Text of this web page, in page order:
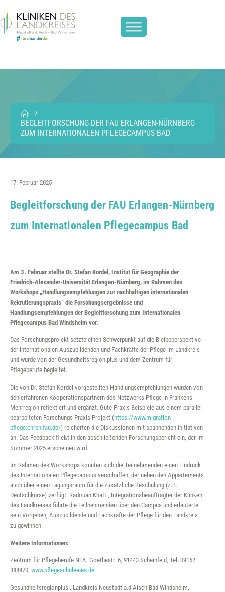
BEGLEITFORSCHUNG DER FAU ERLANGEN-NÜRNBERG
ZUM INTERNATIONALEN PFLEGECAMPUS BAD
17. Februar 2025
Begleitforschung der FAU Erlangen-Nürnberg
zum Internationalen Pflegecampus Bad
Am 3. Februar stellte Dr. Stefan Kordel, Institut für Geographie der
Friedrich-Alexander-Universität Erlangen-Nürnberg, im Rahmen des
Workshops „Handlungsempfehlungen zur nachhaltigen internationalen
Rekrutierungspraxis“ die Forschungsergebnisse und
Handlungsempfehlungen der Begleitforschung zum Internationalen
Pflegecampus Bad Windsheim vor.
Das Forschungsprojekt setzte einen Schwerpunkt auf die Bleibeperspektive
der internationalen Auszubildenden und Fachkräfte der Pflege im Landkreis
und wurde von der Gesundheitsregion plus und dem Zentrum für
Pflegeberufe begleitet.
Die von Dr. Stefan Kordel vorgestellten Handlungsempfehlungen wurden von
den erfahrenen Kooperationspartnern des Netzwerks Pflege in Frankens
Mehrregion reflektiert und ergänzt. Gute-Praxis-Beispiele aus einem parallel
bearbeiteten Forschungs-Praxis-Projekt (https://www.migration-
pflege.chren.fau.de/) reicherten die Diskussionen mit spannenden Initiativen
an. Das Feedback fließt in den abschließenden Forschungsbericht ein, der im
Sommer 2025 erscheinen wird.
Im Rahmen des Workshops konnten sich die Teilnehmenden einen Eindruck
des Internationalen Pflegecampus verschaffen, der neben den Appartements
auch über einen Tagungsraum für die zusätzliche Beschulung (z.B.
Deutschkurse) verfügt. Radouan Khatti, Integrationsbeauftragter der Klinken
des Landkreises führte die Teilnehmenden über den Campus und erläuterte
sein Vorgehen, Auszubildende und Fachkräfte der Pflege für den Landkreis
zu gewinnen.
Weitere Informationen:
Zentrum für Pflegeberufe NEA, Goethestr. 6, 91443 Scheinfeld, Tel. 09162
388970, www.pflegeschule-nea.de
Gesundheitsregionplus , Landkreis Neustadt a.d.Aisch-Bad Windsheim,